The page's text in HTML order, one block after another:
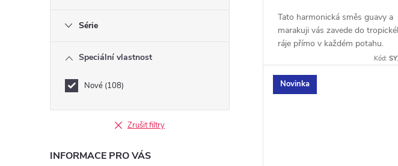
Série
Speciální vlastnost
Nové 108
Zrušit filtry
INFORMACE PRO VÁS
Tato harmonická směs guavy a
marakuji vás zavede do
ráje přímo v každém potahu.
Kód:
Novinka